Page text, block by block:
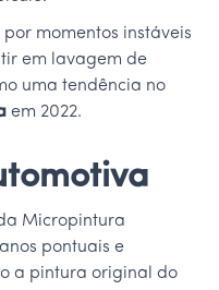
momentos instáveis
em lavagem de
uma tendência no
em 2022.
Micropintura
pontuais e
a pintura original do